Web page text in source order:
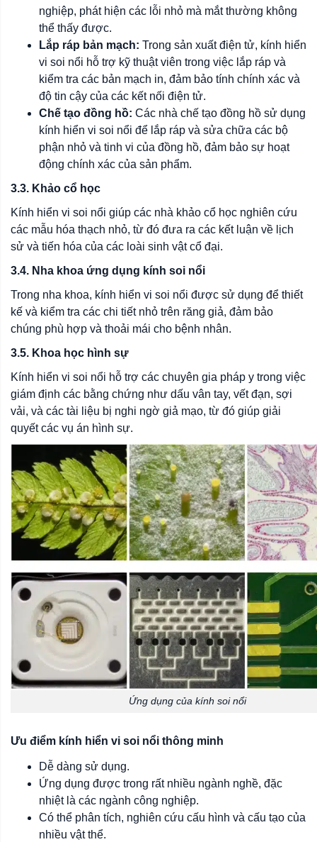
nghiệp, phát hiện các lỗi nhỏ mà mắt thường không
thể thấy được.
Lắp ráp bản mạch: Trong sản xuất điện tử, kính hiển
vi soi nổi hỗ trợ kỹ thuật viên trong việc lắp ráp và
kiểm tra các bản mạch in, đảm bảo tính chính xác và
độ tin cậy của các kết nối điện tử.
Chế tạo đồng hồ: Các nhà chế tạo đồng hồ sử dụng
kính hiển vi soi nổi để lắp ráp và sửa chữa các bộ
phận nhỏ và tinh vi của đồng hồ, đảm bảo sự hoạt
động chính xác của sản phẩm.
3.3. Khảo cổ học
Kính hiển vi soi nổi giúp các nhà khảo cổ học nghiên cứu
các mẫu hóa thạch nhỏ, từ đó đưa ra các kết luận về lịch
sử và tiến hóa của các loài sinh vật cổ đại.
3.4. Nha khoa ứng dụng kính soi nổi
Trong nha khoa, kính hiển vi soi nổi được sử dụng để thiết
kế và kiểm tra các chi tiết nhỏ trên răng giả, đảm bảo
chúng phù hợp và thoải mái cho bệnh nhân.
3.5. Khoa học hình sự
Kính hiển vi soi nổi hỗ trợ các chuyên gia pháp y trong việc
giám định các bằng chứng như dấu vân tay, vết đạn, sợi
vải, và các tài liệu bị nghi ngờ giả mạo, từ đó giúp giải
quyết các vụ án hình sự.
Ứng dụng của kính soi nổi
Ưu điểm kính hiển vi soi nổi thông minh
Dễ dàng sử dụng.
Ứng dụng được trong rất nhiều ngành nghề, đặc
nhiệt là các ngành công nghiệp.
Có thể phân tích, nghiên cứu cấu hình và cấu tạo của
nhiều vật thể.